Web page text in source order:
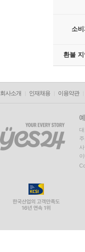
소
환불
회사소개 인재채용 이용약관